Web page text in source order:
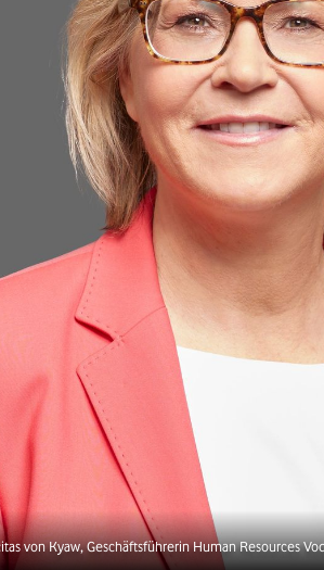
von Kyaw, Geschäftsführerin Human Resources